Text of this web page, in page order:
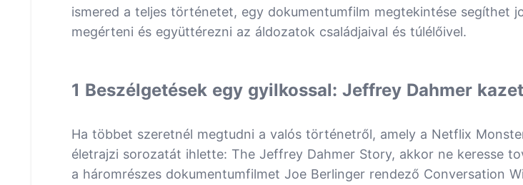
ismered a teljes történetet, egy dokumentumfilm megtekintése segíthet
megérteni és együttérezni az áldozatok családjaival és túlélőivel.
1 Beszélgetések egy gyilkossal: Jeffrey Dahmer
Ha többet szeretnél megtudni a valós történetről, amely a Netflix
életrajzi sorozatát ihlette: The Jeffrey Dahmer Story, akkor ne keresse
a háromrészes dokumentumfilmet Joe Berlinger rendező Conversation